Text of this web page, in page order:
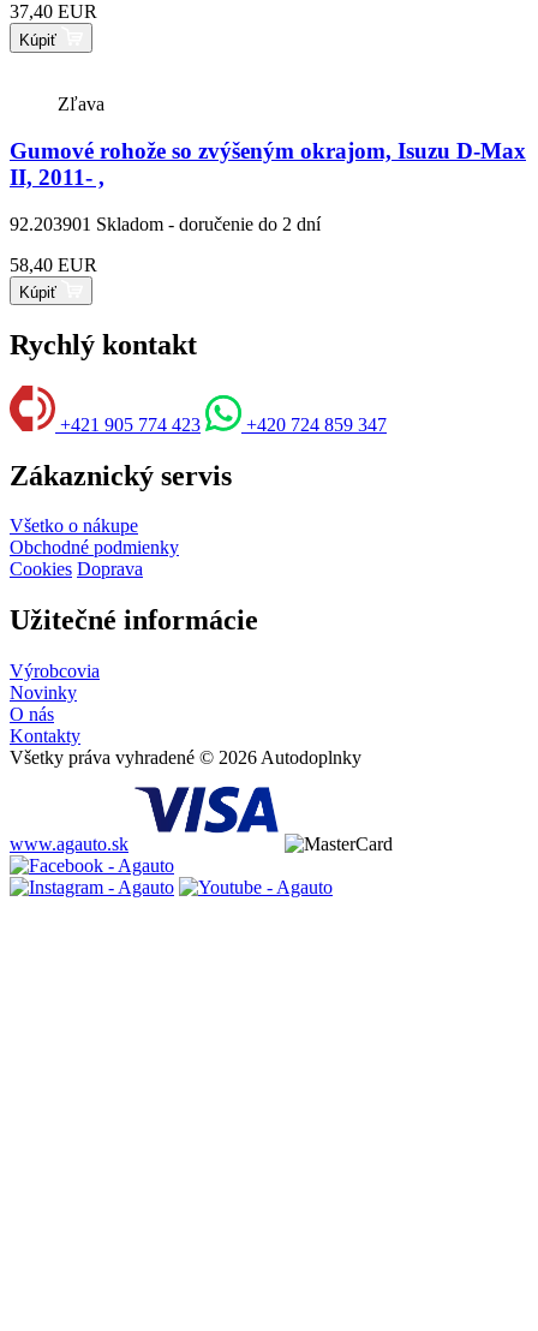
37,40 EUR
Kúpiť
Zľava
Gumové rohože so zvýšeným okrajom, Isuzu D-Max
II, 2011- ,
92.203901 Skladom - doručenie do 2 dní
58,40 EUR
Kúpiť
Rychlý kontakt
+421 905 774 423 +420 724 859 347
Zákaznický servis
Všetko o nákupe
Obchodné podmienky
Cookies Doprava
Užitečné informácie
Výrobcovia
Novinky
O nás
Kontakty
Všetky práva vyhradené © 2026 Autodoplnky
www.agauto.sk